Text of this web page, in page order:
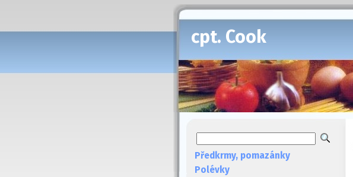
cpt. Cook
Předkrmy, pomazánky
Polévky